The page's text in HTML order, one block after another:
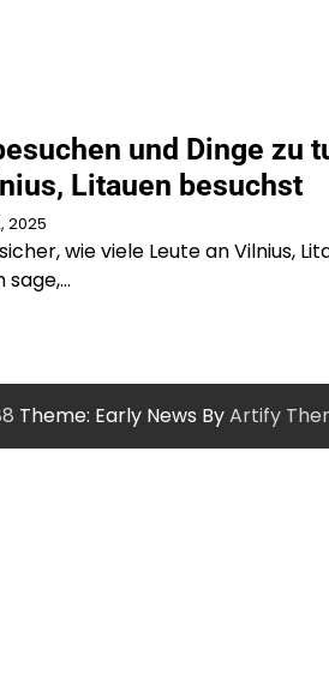
und Dinge zu
Litauen besuchst
2025
wie viele Leute an Vilnius,
sage,…
Theme: Early News ByArtify